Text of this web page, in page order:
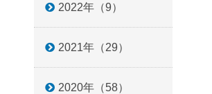
2022年（9）
2021年（29）
2020年（58）